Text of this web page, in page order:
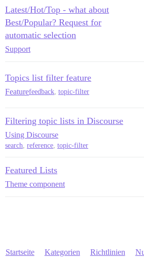
Latest/Hot/Top - what about
Best/Popular? Request for
automatic selection
Support
Topics list filter feature
Featurefeedback, topic-filter
Filtering topic lists in Discourse
Using Discourse
search reference topic-filter
Featured Lists
Theme component
Startseite Kategorien Richtlinien